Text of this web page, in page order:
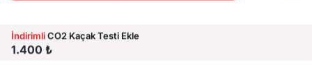
İndirimliCO2 Kaçak Testi Ekle
1.400 ₺